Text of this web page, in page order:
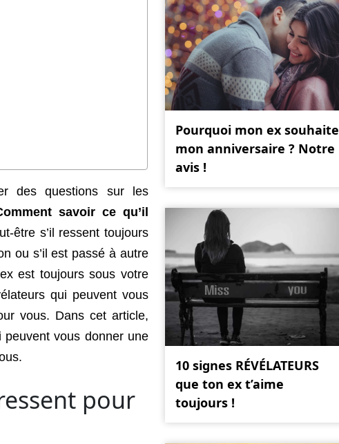
des questions sur les
savoir ce qu’il
être s’il ressent toujours
ou s’il est passé à autre
est toujours sous votre
qui peuvent vous
vous. Dans cet article,
vous donner une
pour
Pourquoi mon ex souhaite
mon anniversaire ? Notre
avis !
10 signes RÉVÉLATEURS
que ton ex t’aime
toujours !